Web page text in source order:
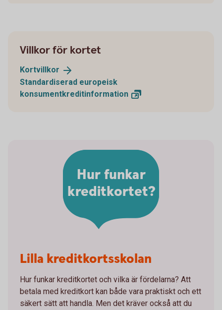
Villkor för kortet
Kortvillkor
Standardiserad europeisk
konsumentkreditinformation
Hur funkar
kreditkortet?
Lilla kreditkortsskolan
Hur funkar kreditkortet och vilka är fördelarna? Att
betala med kreditkort kan både vara praktiskt och ett
säkert sätt att handla. Men det kräver också att du